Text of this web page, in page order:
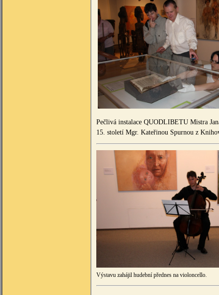
Pečlivá instalace QUODLIBETU
15. století Mgr. Kateřinou Spurnou z
Výstavu zahájil hudební přednes na